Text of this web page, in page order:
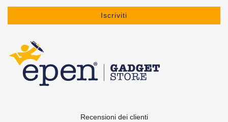
Iscriviti
Recensioni dei clienti